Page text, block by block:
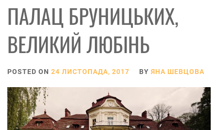
ПАЛАЦ БРУНИЦЬКИХ,
ВЕЛИКИЙ ЛЮБІНЬ
POSTED ON 24 ЛИСТОПАДА, 2017 BY ЯНА ШЕВЦОВА